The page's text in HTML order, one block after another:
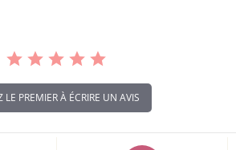
LE PREMIER À ÉCRIRE UN AVIS